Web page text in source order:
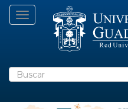
Pasar
Toggle navigation
Buscar